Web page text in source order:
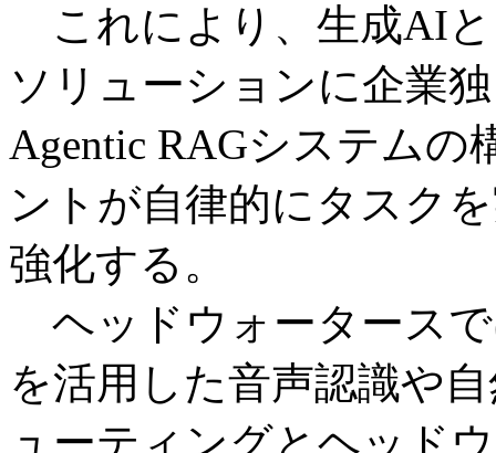
これにより、生成AI
ソリューションに企業
Agentic RAGシステム
ントが自律的にタスク
強化する。
ヘッドウォータースで
を活用した音声認識や
ューティングとヘッド